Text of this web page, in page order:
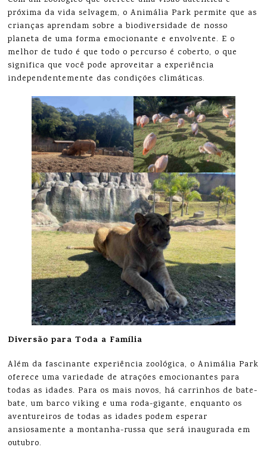
próxima da vida selvagem, o Animália Park permite que as
crianças aprendam sobre a biodiversidade de nosso
planeta de uma forma emocionante e envolvente. E o
melhor de tudo é que todo o percurso é coberto, o que
significa que você pode aproveitar a experiência
independentemente das condições climáticas.
Diversão para Toda a Família
Além da fascinante experiência zoológica, o Animália Park
oferece uma variedade de atrações emocionantes para
todas as idades. Para os mais novos, há carrinhos de bate-
bate, um barco viking e uma roda-gigante, enquanto os
aventureiros de todas as idades podem esperar
ansiosamente a montanha-russa que será inaugurada em
outubro.